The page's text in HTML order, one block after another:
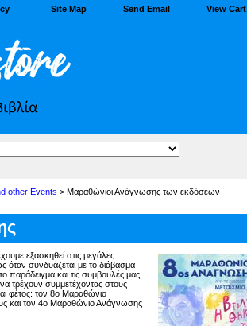
Site Map Send Email View Cart
other Events > Μαραθώνιοι Ανάγνωσης των εκδόσεων
εξασκηθεί στις μεγάλες
όταν συνδυάζεται με το διάβασμα
παράδειγμα και τις συμβουλές μας
τρέχουν συμμετέχοντας στους
φέτος: τον 8ο Μαραθώνιο
και τον 4ο Μαραθώνιο Ανάγνωσης